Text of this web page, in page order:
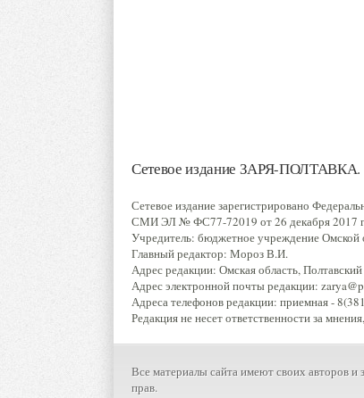
Сетевое издание ЗАРЯ-ПОЛТАВКА.
Сетевое издание зарегистрировано
СМИ ЭЛ № ФС77-72019 от 26 декабря 2017
Учредитель: бюджетное учреждение Омской
Главный редактор: Мороз В.И.
Адрес редакции: Омская область,
Адрес электронной почты редакции:
Адреса телефонов редакции: приемная -
Редакция не несет ответственности за
Все материалы сайта имеют своих авторов
прав.